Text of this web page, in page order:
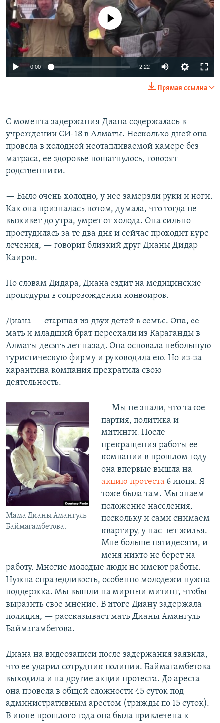
1080p
No media source currently available
0:00 2:22
1080p
Прямая ссылка
С момента задержания Диана содержалась в
учреждении СИ-18 в Алматы. Несколько дней она
провела в холодной неотапливаемой камере без
матраса, ее здоровье пошатнулось, говорят
родственники.
— Было очень холодно, у нее замерзли руки и ноги.
Как она призналась потом, думала, что тогда не
выживет до утра, умрет от холода. Она сильно
простудилась за те два дня и сейчас проходит курс
лечения, — говорит близкий друг Дианы Дидар
Каиров.
По словам Дидара, Диана ездит на медицинские
процедуры в сопровождении конвоиров.
Диана — старшая из двух детей в семье. Она, ее
мать и младший брат переехали из Караганды в
Алматы десять лет назад. Она основала небольшую
туристическую фирму и руководила ею. Но из-за
карантина компания прекратила свою
деятельность.
Мама Дианы Амангуль
Баймагамбетова.
— Мы не знали, что такое
партия, политика и
митинги. После
прекращения работы ее
компании в прошлом году
она впервые вышла на
акцию протеста 6 июня. Я
тоже была там. Мы знаем
положение населения,
поскольку и сами снимаем
квартиру, у нас нет жилья.
Мне больше пятидесяти, и
меня никто не берет на
работу. Многие молодые люди не имеют работы.
Нужна справедливость, особенно молодежи нужна
поддержка. Мы вышли на мирный митинг, чтобы
выразить свое мнение. В итоге Диану задержала
полиция, — рассказывает мать Дианы Амангуль
Баймагамбетова.
Диана на видеозаписи после задержания заявила,
что ее ударил сотрудник полиции. Баймагамбетова
выходила и на другие акции протеста. До ареста
она провела в общей сложности 45 суток под
административным арестом (трижды по 15 суток).
В июне прошлого года она была привлечена к